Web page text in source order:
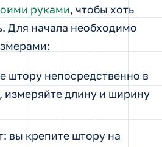
руками, чтобы хоть
Для начала необходимо
штору непосредственно в
длину и ширину
вы крепите штору на